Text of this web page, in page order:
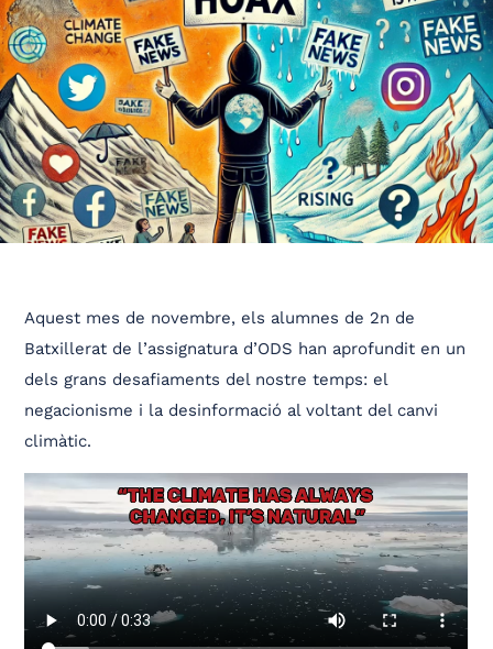
Aquest mes de novembre, els alumnes de 2n de
Batxillerat de l’assignatura d’ODS han aprofundit en un
dels grans desafiaments del nostre temps: el
negacionisme i la desinformació al voltant del canvi
climàtic.